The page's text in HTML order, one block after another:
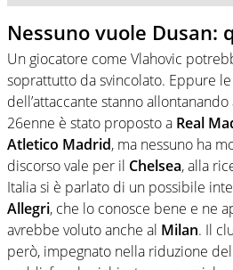
Nessuno vuole Dusan:
Un giocatore come Vlahovic
soprattutto da svincolato. Eppure
dell’attaccante stanno
26enne è stato proposto a Real
Atletico Madrid, ma nessuno ha
discorso vale per il Chelsea, alla
Italia si è parlato di un possibile
Allegri, che lo conosce bene e ne
avrebbe voluto anche al Milan. Il
però, impegnato nella riduzione